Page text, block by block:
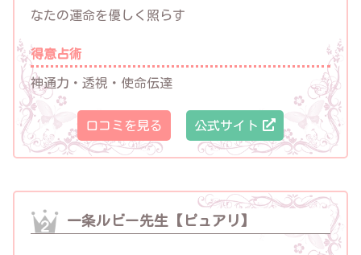
なたの運命を優しく照らす
得意占術
神通力・透視・使命伝達
口コミを見る 公式サイト
一条ルビー先生【ピュアリ】